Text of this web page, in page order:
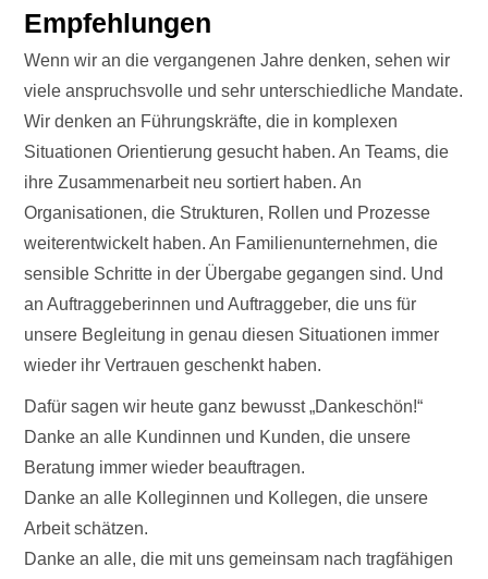
Empfehlungen
Wenn wir an die vergangenen Jahre denken, sehen wir
viele anspruchsvolle und sehr unterschiedliche Mandate.
Wir denken an Führungskräfte, die in komplexen
Situationen Orientierung gesucht haben. An Teams, die
ihre Zusammenarbeit neu sortiert haben. An
Organisationen, die Strukturen, Rollen und Prozesse
weiterentwickelt haben. An Familienunternehmen, die
sensible Schritte in der Übergabe gegangen sind. Und
an Auftraggeberinnen und Auftraggeber, die uns für
unsere Begleitung in genau diesen Situationen immer
wieder ihr Vertrauen geschenkt haben.
Dafür sagen wir heute ganz bewusst „Dankeschön!“
Danke an alle Kundinnen und Kunden, die unsere
Beratung immer wieder beauftragen.
Danke an alle Kolleginnen und Kollegen, die unsere
Arbeit schätzen.
Danke an alle, die mit uns gemeinsam nach tragfähigen